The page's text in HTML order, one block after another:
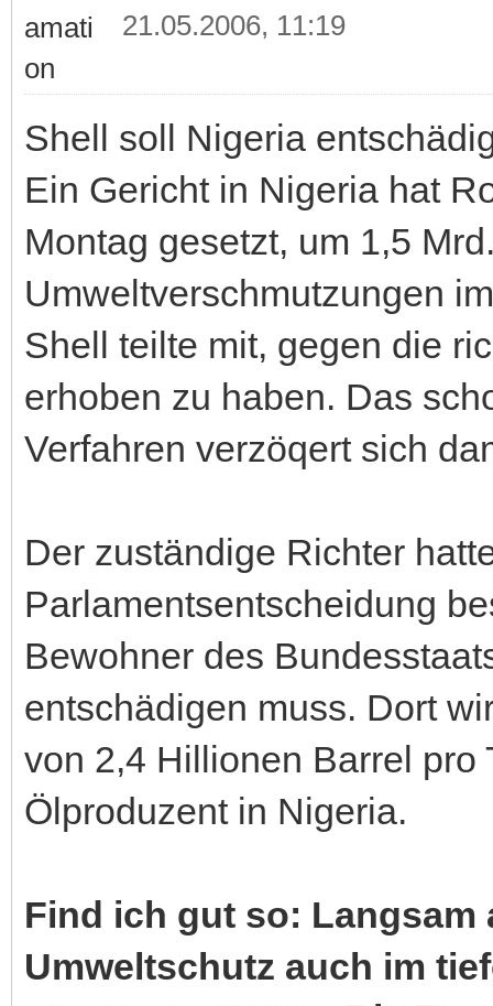
21.05.2006, 11:19
Shell soll Nigeria
Ein Gericht in Nigeria hat
Montag gesetzt, um 1,5
Umweltverschmutzungen
Shell teilte mit, gegen die
erhoben zu haben. Das
Verfahren verzöqert sich
Der zuständige Richter
Parlamentsentscheidung
Bewohner des
entschädigen muss. Dort
von 2,4 Hillionen Barrel pro
Ölproduzent in Nigeria.
Find ich gut so:
Umweltschutz auch im